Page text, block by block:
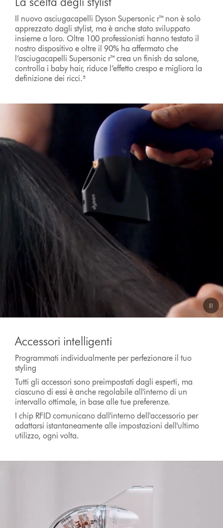
Il nuovo asciugacapelli Dyson Supersonic r™ non è solo
apprezzato dagli stylist, ma è anche stato sviluppato
insieme a loro. Oltre 100 professionisti hanno testato il
nostro dispositivo e oltre il 90% ha affermato che
l’asciugacapelli Supersonic r™ crea un finish da salone,
controlla i baby hair, riduce l’effetto crespo e migliora la
definizione dei ricci.⁵
Apri
Accessori intelligenti
Programmati individualmente per perfezionare il tuo
styling
Tutti gli accessori sono preimpostati dagli esperti, ma
ciascuno di essi è anche regolabile all'interno di un
intervallo ottimale, in base alle tue preferenze.
I chip RFID comunicano dall'interno dell'accessorio per
adattarsi istantaneamente alle impostazioni dell'ultimo
utilizzo, ogni volta.
Apri
trascrizione